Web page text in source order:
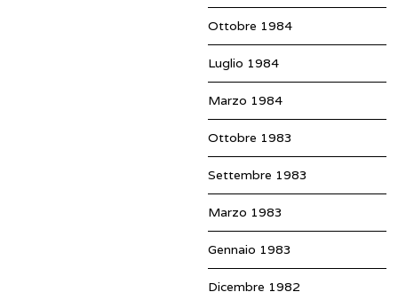
Ottobre 1984
Luglio 1984
Marzo 1984
Ottobre 1983
Settembre 1983
Marzo 1983
Gennaio 1983
Dicembre 1982